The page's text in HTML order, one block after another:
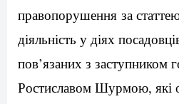
правопорушення за
діяльність у діях
пов’язаних з заступником
Ростиславом Шурмою, які